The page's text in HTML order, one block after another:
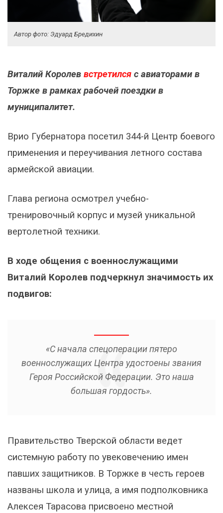
Автор фото: Эдуард Бредихин
Виталий Королев встретился с авиаторами в
Торжке в рамках рабочей поездки в
муниципалитет.
Врио Губернатора посетил 344-й Центр боевого
применения и переучивания летного состава
армейской авиации.
Глава региона осмотрел учебно-
тренировочный корпус и музей уникальной
вертолетной техники.
В ходе общения с военнослужащими
Виталий Королев подчеркнул значимость их
подвигов:
«С начала спецоперации пятеро
военнослужащих Центра удостоены звания
Героя Российской Федерации. Это наша
большая гордость».
Правительство Тверской области ведет
системную работу по увековечению имен
павших защитников. В Торжке в честь героев
названы школа и улица, а имя подполковника
Алексея Тарасова присвоено местной